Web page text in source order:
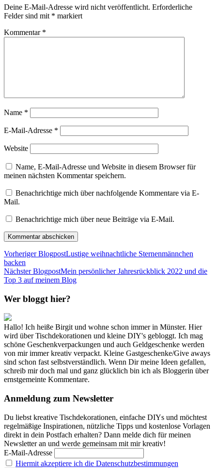
Deine E-Mail-Adresse wird nicht veröffentlicht. Erforderliche
Felder sind mit * markiert
Kommentar *
Name *
E-Mail-Adresse *
Website
Name, E-Mail-Adresse und Website in diesem Browser für
meinen nächsten Kommentar speichern.
Benachrichtige mich über nachfolgende Kommentare via E-
Mail.
Benachrichtige mich über neue Beiträge via E-Mail.
Vorheriger BlogpostLustige weihnachtliche Sternenmännchen
backen
Nächster BlogpostMein persönlicher Jahresrückblick 2022 und die
Top 3 auf meinem Blog
Wer bloggt hier?
Hallo! Ich heiße Birgit und wohne schon immer in Münster. Hier
wird über Tischdekorationen und kleine DIY's gebloggt. Ich mag
schöne Geschenkverpackungen und auch Geldgeschenke werden
von mir immer kreativ verpackt. Kleine Gastgeschenke/Give aways
sind schon fast selbstverständlich. Wenn Dir meine Ideen gefallen,
schreib mir doch mal und ganz glücklich bin ich als Bloggerin über
ernstgemeinte Kommentare.
Anmeldung zum Newsletter
Du liebst kreative Tischdekorationen, einfache DIYs und möchtest
regelmäßige Inspirationen, nützliche Tipps und kostenlose Vorlagen
direkt in dein Postfach erhalten? Dann melde dich für meinen
Newsletter an und werde gemeinsam mit mir kreativ!
E-Mail-Adresse
Hiermit akzeptiere ich die Datenschutzbestimmungen